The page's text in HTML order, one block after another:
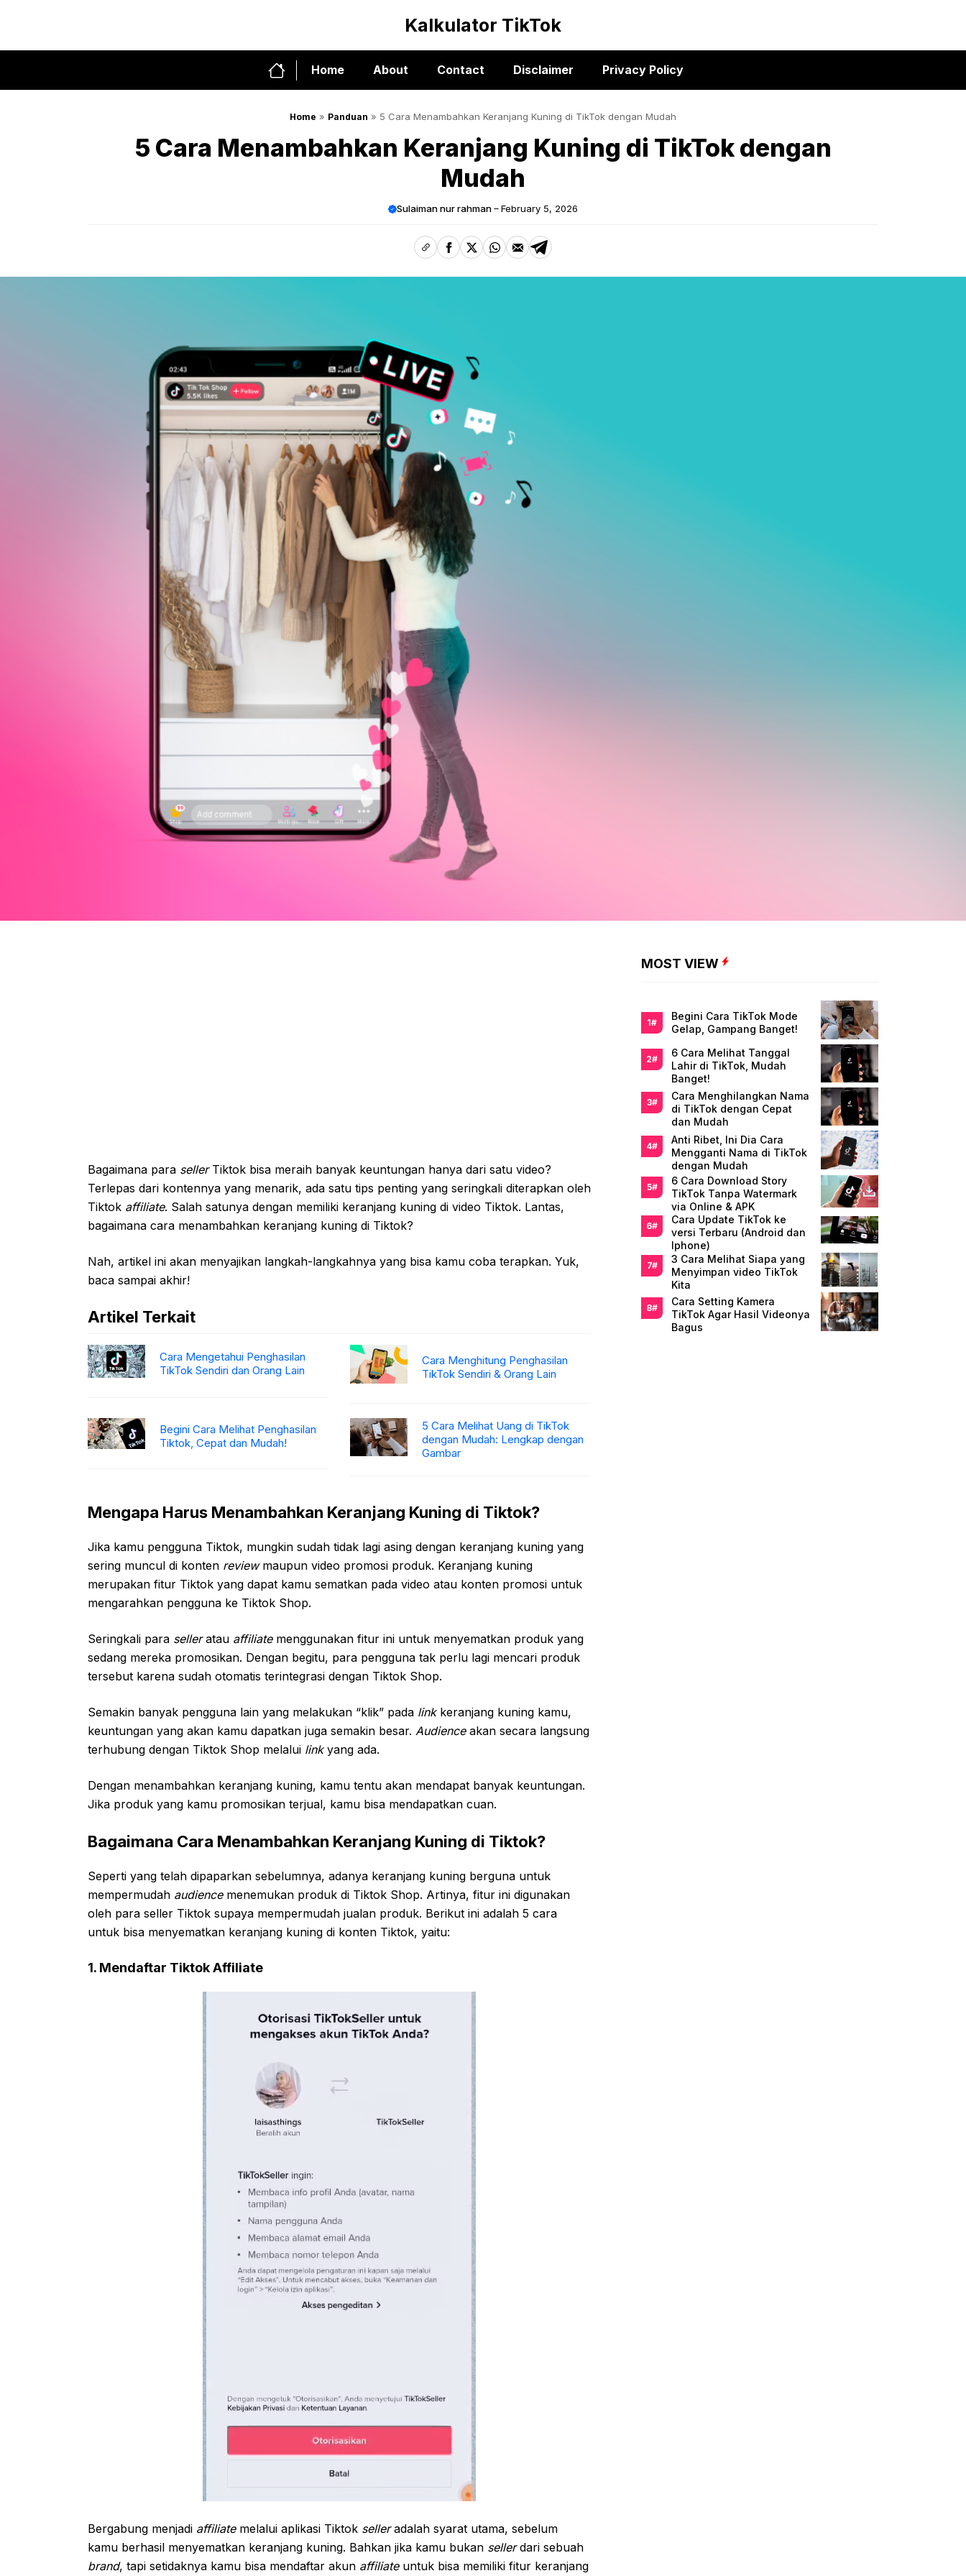
Kalkulator TikTok
Home About Contact Disclaimer Privacy Policy
Home » Panduan » 5 Cara Menambahkan Keranjang Kuning di TikTok dengan Mudah
5 Cara Menambahkan Keranjang Kuning di TikTok dengan
Mudah
Sulaiman nur rahman February 5, 2026
Bagaimana para sellerTiktok bisa meraih banyak keuntungan hanya dari satu video?
Terlepas dari kontennya yang menarik, ada satu tips penting yang seringkali diterapkan oleh
Tiktok affiliate. Salah satunya dengan memiliki keranjang kuning di video Tiktok. Lantas,
bagaimana cara menambahkan keranjang kuning di Tiktok?
Nah, artikel ini akan menyajikan langkah-langkahnya yang bisa kamu coba terapkan. Yuk,
baca sampai akhir!
Artikel Terkait
Cara Mengetahui Penghasilan
TikTok Sendiri dan Orang Lain
Cara Menghitung Penghasilan
TikTok Sendiri & Orang Lain
Begini Cara Melihat Penghasilan
Tiktok, Cepat dan Mudah!
5 Cara Melihat Uang di TikTok
dengan Mudah: Lengkap dengan
Gambar
Mengapa Harus Menambahkan Keranjang Kuning di Tiktok?
Jika kamu pengguna Tiktok, mungkin sudah tidak lagi asing dengan keranjang kuning yang
sering muncul di konten reviewmaupun video promosi produk. Keranjang kuning
merupakan fitur Tiktok yang dapat kamu sematkan pada video atau konten promosi untuk
mengarahkan pengguna ke Tiktok Shop.
Seringkali para selleratau affiliate menggunakan fitur ini untuk menyematkan produk yang
sedang mereka promosikan. Dengan begitu, para pengguna tak perlu lagi mencari produk
tersebut karena sudah otomatis terintegrasi dengan Tiktok Shop.
Semakin banyak pengguna lain yang melakukan “klik” pada linkkeranjang kuning kamu,
keuntungan yang akan kamu dapatkan juga semakin besar. Audienceakan secara langsung
terhubung dengan Tiktok Shop melalui linkyang ada.
Dengan menambahkan keranjang kuning, kamu tentu akan mendapat banyak keuntungan.
Jika produk yang kamu promosikan terjual, kamu bisa mendapatkan cuan.
Bagaimana Cara Menambahkan Keranjang Kuning di Tiktok?
Seperti yang telah dipaparkan sebelumnya, adanya keranjang kuning berguna untuk
mempermudah audiencemenemukan produk di Tiktok Shop. Artinya, fitur ini digunakan
oleh para seller Tiktok supaya mempermudah jualan produk. Berikut ini adalah 5 cara
untuk bisa menyematkan keranjang kuning di konten Tiktok, yaitu:
1. Mendaftar Tiktok Affiliate
Bergabung menjadi affiliatemelalui aplikasi Tiktok selleradalah syarat utama, sebelum
kamu berhasil menyematkan keranjang kuning. Bahkan jika kamu bukan sellerdari sebuah
brand, tapi setidaknya kamu bisa mendaftar akun affiliateuntuk bisa memiliki fitur keranjang
MOST VIEW
Begini Cara TikTok Mode
Gelap, Gampang Banget!
6 Cara Melihat Tanggal
Lahir di TikTok, Mudah
Banget!
Cara Menghilangkan Nama
di TikTok dengan Cepat
dan Mudah
Anti Ribet, Ini Dia Cara
Mengganti Nama di TikTok
dengan Mudah
6 Cara Download Story
TikTok Tanpa Watermark
via Online & APK
Cara Update TikTok ke
versi Terbaru (Android dan
Iphone)
3 Cara Melihat Siapa yang
Menyimpan video TikTok
Kita
Cara Setting Kamera
TikTok Agar Hasil Videonya
Bagus